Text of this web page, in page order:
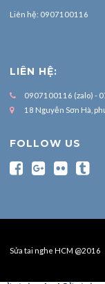
Liên hệ: 0907100116
LIÊN HỆ:
0907100116 (zalo) -
18 Nguyễn Sơn Hà,
FOLLOW US
Sửa tai nghe HCM @2016